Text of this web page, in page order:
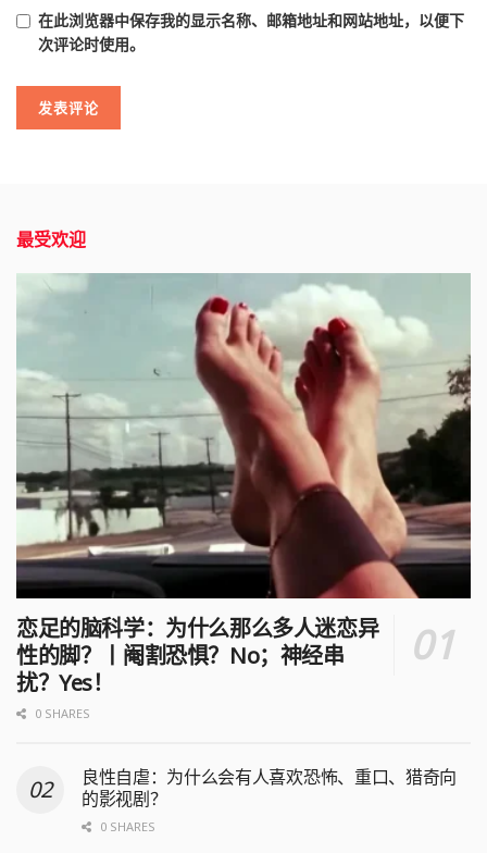
在此浏览器中保存我的显示名称、邮箱地址和网站地址，以便下
次评论时使用。
最受欢迎
恋足的脑科学：为什么那么多人迷恋异
性的脚？丨阉割恐惧？No；神经串
扰？Yes！
0 SHARES
良性自虐：为什么会有人喜欢恐怖、重口、猎奇向
的影视剧？
0 SHARES